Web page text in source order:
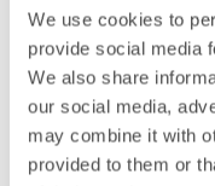
We use cookies to
provide social media
We also share
our social media,
may combine it with
provided to them or